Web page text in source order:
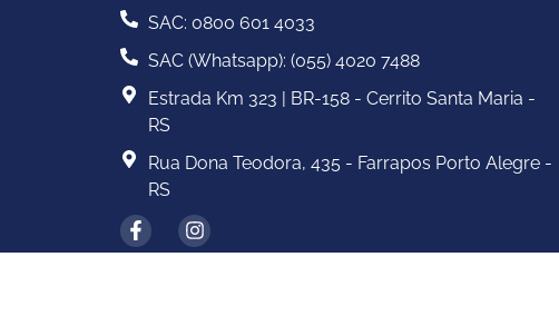
SAC: 0800 601 4033
SAC (Whatsapp): (055) 4020 7488
Estrada Km 323 | BR-158 - Cerrito Santa Maria -
RS
Rua Dona Teodora, 435 - Farrapos Porto Alegre -
RS